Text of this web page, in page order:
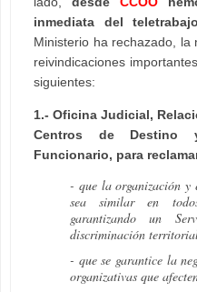
inmediata del teletrabajo
Ministerio ha rechazado, la
reivindicaciones
siguientes:
1.- Oficina Judicial,
Centros de Destino
Funcionario, para
- que la organización y
sea similar en
garantizando un
discriminación
- que se garantice la
organizativas que